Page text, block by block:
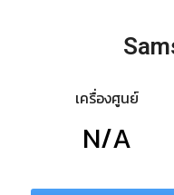
เครื่องศูนย์
N/A